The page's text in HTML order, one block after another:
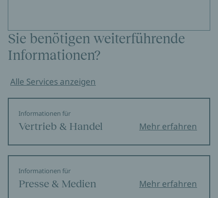
Sie benötigen weiterführende
Informationen?
Alle Services anzeigen
Informationen für
Vertrieb & Handel Mehr erfahren
Informationen für
Presse & Medien Mehr erfahren